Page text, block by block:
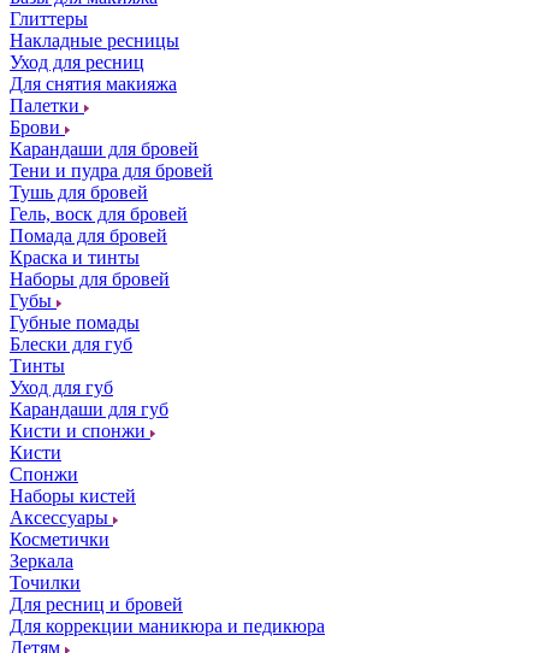
Глиттеры
Накладные ресницы
Уход для ресниц
Для снятия макияжа
Палетки
Брови
Карандаши для бровей
Тени и пудра для бровей
Тушь для бровей
Гель, воск для бровей
Помада для бровей
Краска и тинты
Наборы для бровей
Губы
Губные помады
Блески для губ
Тинты
Уход для губ
Карандаши для губ
Кисти и спонжи
Кисти
Спонжи
Наборы кистей
Аксессуары
Косметички
Зеркала
Точилки
Для ресниц и бровей
Для коррекции маникюра и педикюра
Детям